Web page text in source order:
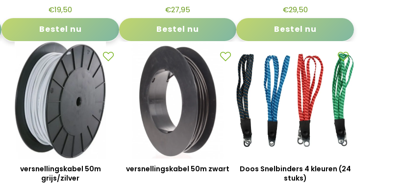
€19,50
Bestel nu
€27,95
Bestel nu
€29,50
Bestel nu
versnellingskabel 50m
grijs/zilver
versnellingskabel 50m zwart
Doos Snelbinders 4 kleuren (24
stuks)